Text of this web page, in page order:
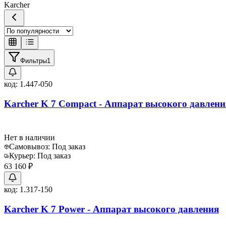
Karcher
Фильтры1
код: 1.447-050
Karcher K 7 Compact - Аппарат высокого
Нет в наличии
Самовывоз: Под заказ
Курьер: Под заказ
63 160 ₽
код: 1.317-150
Karcher K 7 Power - Аппарат высокого давления